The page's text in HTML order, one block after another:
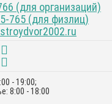
(для организаций)
765 (для физлиц)
- 19:00;
8:00 - 18:00